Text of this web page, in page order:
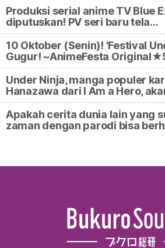
Produksi serial anime TV Blue
diputuskan! PV seri baru tela…
10 Oktober (Senin)! 'Festival
Gugur! ~AnimeFesta
Under Ninja, manga populer
Hanazawa dari I Am a Hero,
Apakah cerita dunia lain yang
zaman dengan parodi bisa